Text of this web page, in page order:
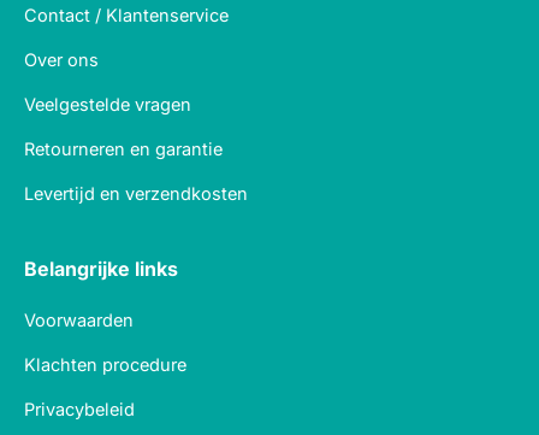
Contact / Klantenservice
Over ons
Veelgestelde vragen
Retourneren en garantie
Levertijd en verzendkosten
Belangrijke links
Voorwaarden
Klachten procedure
Privacybeleid